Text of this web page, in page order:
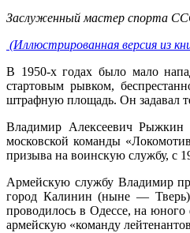
Заслуженный мастер спорта
(Иллюстрированная версия из
В 1950-х годах было мало
стартовым рывком,
штрафную площадь. Он задавал
Владимир Алексеевич Рыжкин
московской команды
призыва на воинскую службу, с
Армейскую службу Владимир
город Калинин (ныне — Тверь),
проводилось в Одессе, на
армейскую «команду